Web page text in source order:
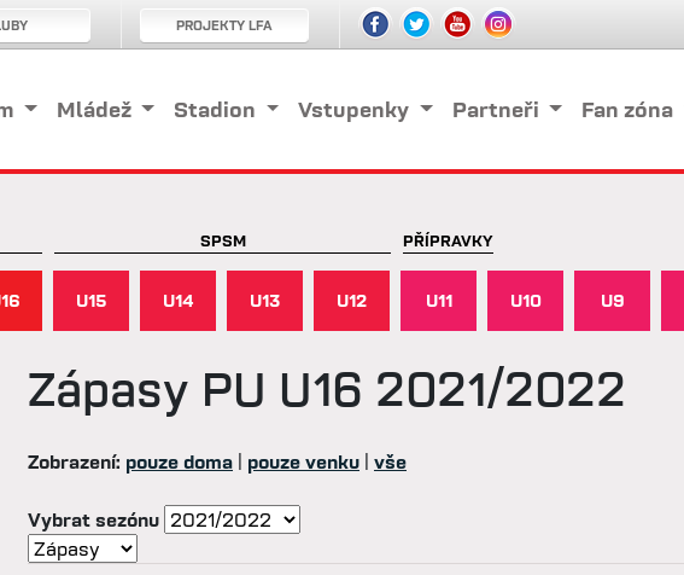
Mládež Stadion Vstupenky Partneři Fan zóna
SPSM PŘÍPRAVKY
U15 U14 U13 U12 U11 U10 U9
Zápasy PU U16 2021/2022
Zobrazení: pouze doma pouze venku vše
Vybrat sezónu
PROJEKTY LFA